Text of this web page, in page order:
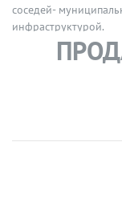
соседей-
инфраструктурой.